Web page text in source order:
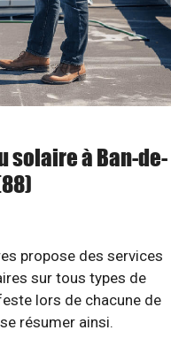
solaire à Ban-de-
propose des services
sur tous types de
lors de chacune de
résumer ainsi.